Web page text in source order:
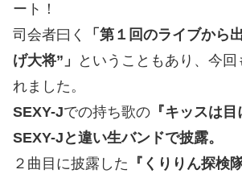
ート！
司会者曰く
「第１回のライブから
げ大将”」
ということもあり、今回
れました。
SEXY-Jでの持ち歌の 『キッスは
SEXY-Jと違い生バンドで披露。
２曲目に披露した 『くりりん探検